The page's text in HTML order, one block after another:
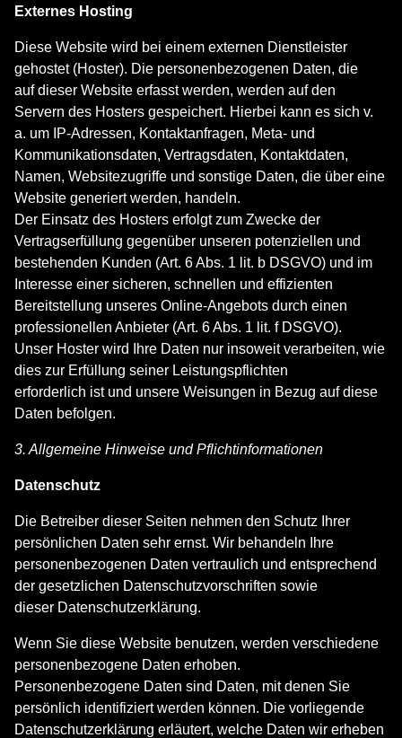
Externes Hosting
Diese Website wird bei einem externen Dienstleister
gehostet (Hoster). Die personenbezogenen Daten, die
auf dieser Website erfasst werden, werden auf den
Servern des Hosters gespeichert. Hierbei kann es sich v.
a. um IP-Adressen, Kontaktanfragen, Meta- und
Kommunikationsdaten, Vertragsdaten, Kontaktdaten,
Namen, Websitezugriffe und sonstige Daten, die über eine
Website generiert werden, handeln.
Der Einsatz des Hosters erfolgt zum Zwecke der
Vertragserfüllung gegenüber unseren potenziellen und
bestehenden Kunden (Art. 6 Abs. 1 lit. b DSGVO) und im
Interesse einer sicheren, schnellen und effizienten
Bereitstellung unseres Online-Angebots durch einen
professionellen Anbieter (Art. 6 Abs. 1 lit. f DSGVO).
Unser Hoster wird Ihre Daten nur insoweit verarbeiten, wie
dies zur Erfüllung seiner Leistungspflichten
erforderlich ist und unsere Weisungen in Bezug auf diese
Daten befolgen.
3. Allgemeine Hinweise und Pflichtinformationen
Datenschutz
Die Betreiber dieser Seiten nehmen den Schutz Ihrer
persönlichen Daten sehr ernst. Wir behandeln Ihre
personenbezogenen Daten vertraulich und entsprechend
der gesetzlichen Datenschutzvorschriften sowie
dieser Datenschutzerklärung.
Wenn Sie diese Website benutzen, werden verschiedene
personenbezogene Daten erhoben.
Personenbezogene Daten sind Daten, mit denen Sie
persönlich identifiziert werden können. Die vorliegende
Datenschutzerklärung erläutert, welche Daten wir erheben